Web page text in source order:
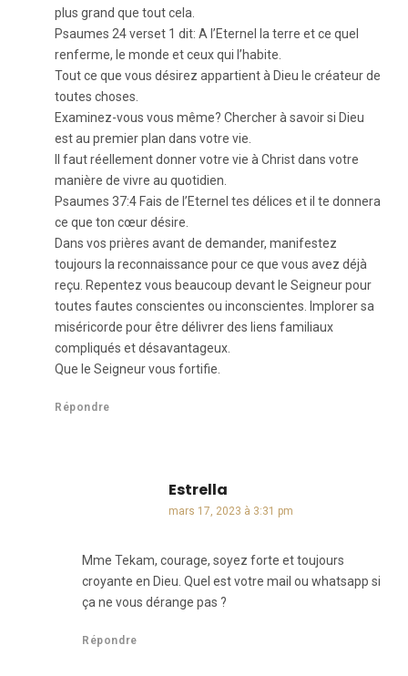
plus grand que tout cela.
Psaumes 24 verset 1 dit: A l’Eternel la terre et ce quel
renferme, le monde et ceux qui l’habite.
Tout ce que vous désirez appartient à Dieu le créateur de
toutes choses.
Examinez-vous vous même? Chercher à savoir si Dieu
est au premier plan dans votre vie.
Il faut réellement donner votre vie à Christ dans votre
manière de vivre au quotidien.
Psaumes 37:4 Fais de l’Eternel tes délices et il te donnera
ce que ton cœur désire.
Dans vos prières avant de demander, manifestez
toujours la reconnaissance pour ce que vous avez déjà
reçu. Repentez vous beaucoup devant le Seigneur pour
toutes fautes conscientes ou inconscientes. Implorer sa
miséricorde pour être délivrer des liens familiaux
compliqués et désavantageux.
Que le Seigneur vous fortifie.
Répondre
Estrella
mars 17, 2023 à 3:31 pm
Mme Tekam, courage, soyez forte et toujours
croyante en Dieu. Quel est votre mail ou whatsapp si
ça ne vous dérange pas ?
Répondre